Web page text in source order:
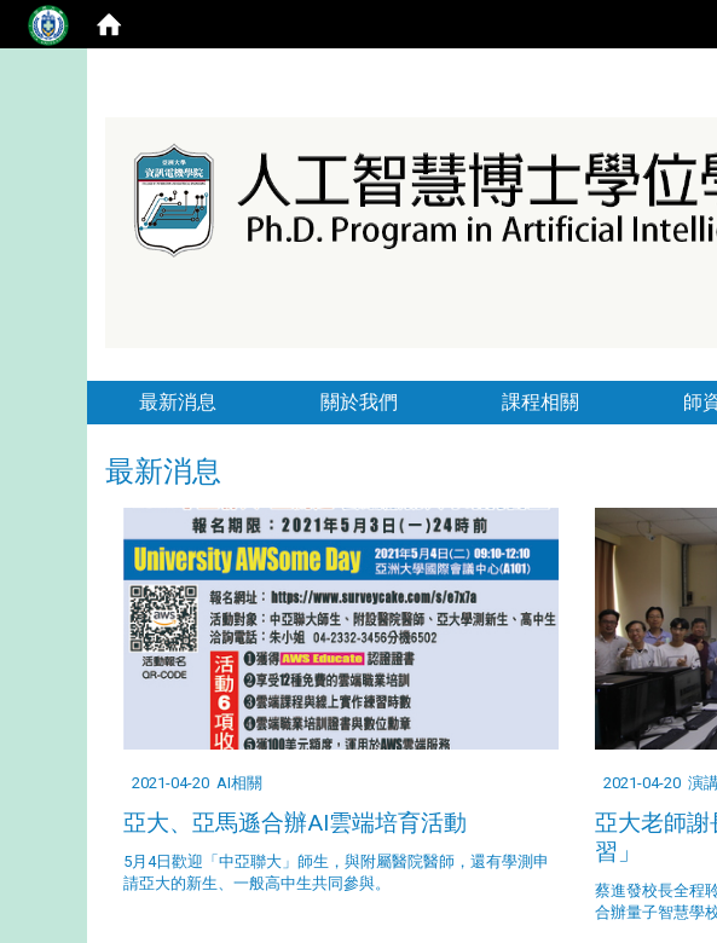
最新消息 關於我們 課程相關 師
最新消息
2021-04-20 AI相關
亞大、亞馬遜合辦AI雲端培育活動
5月4日歡迎「中亞聯大」師生，與附屬醫院醫師，還有學測申
請亞大的新生、一般高中生共同參與。
2021-04-20 演
亞大老師謝
習」
蔡進發校長全程
合辦量子智慧學